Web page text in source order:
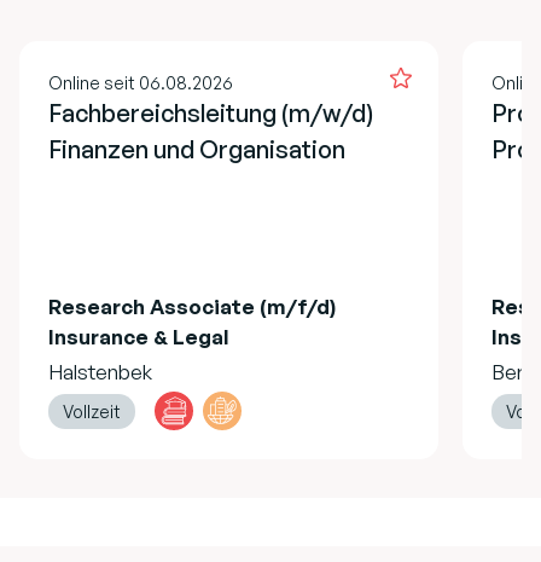
Online seit 06.08.2026
Fachbereichsleitung (m/w/d)
Finanzen und Organisation
Research Associate (m/f/d)
Insurance & Legal
Halstenbek
Vollzeit